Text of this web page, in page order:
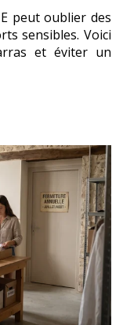
peut oublier des
sensibles. Voici
et éviter un